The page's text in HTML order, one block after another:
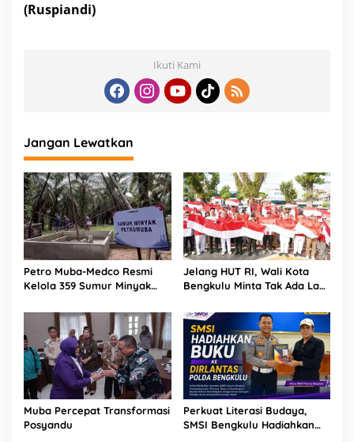
(Ruspiandi)
Ikuti Kami
Jangan Lewatkan
Petro Muba-Medco Resmi
Kelola 359 Sumur Minyak
Jelang HUT RI, Wali Kota
Bengkulu Minta Tak Ada Lagi
Pemerintah
Muba Percepat Transformasi
Posyandu
Perkuat Literasi Budaya,
SMSI Bengkulu Hadiahkan